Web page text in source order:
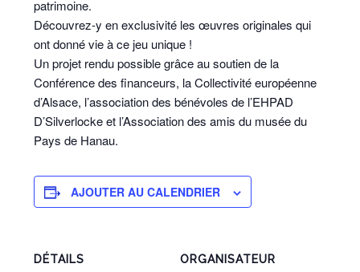
patrimoine.
Découvrez-y en exclusivité les œuvres originales qui
ont donné vie à ce jeu unique !
Un projet rendu possible grâce au soutien de la
Conférence des financeurs, la Collectivité européenne
d’Alsace, l’association des bénévoles de l’EHPAD
D’Silverlocke et l’Association des amis du musée du
Pays de Hanau.
AJOUTER AU CALENDRIER
DÉTAILS ORGANISATEUR